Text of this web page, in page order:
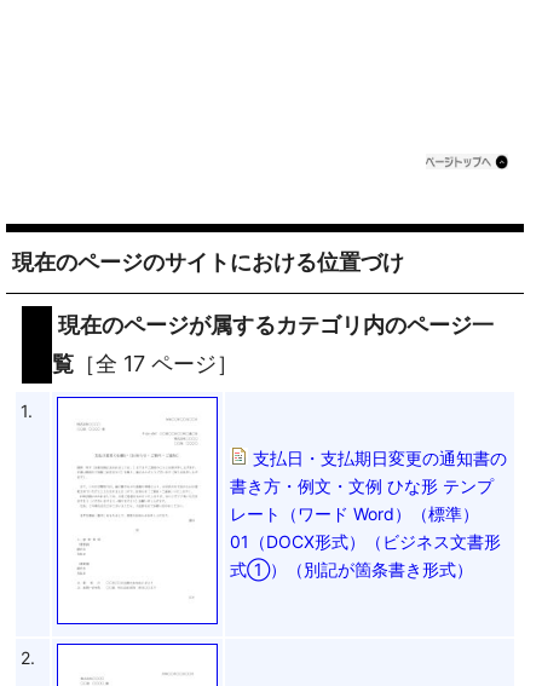
現在のページのサイトにおける位置づけ
現在のページが属するカテゴリ内のページ一
覧 ［全 17 ページ］
1.
支払日・支払期日変更の通知書の
書き方・例文・文例 ひな形 テンプ
レート（ワード Word）（標準）
01（DOCX形式）（ビジネス文書形
式①）（別記が箇条書き形式）
2.